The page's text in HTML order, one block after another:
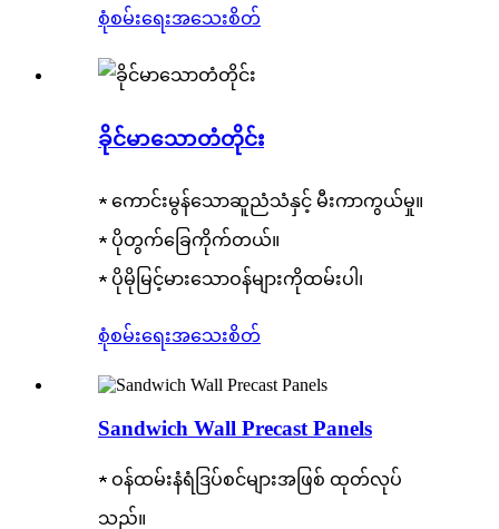
စုံစမ်းရေးအသေးစိတ်
ခိုင်မာသောတံတိုင်း
★ ကောင်းမွန်သောဆူညံသံနှင့် မီးကာကွယ်မှု။
★ ပိုတွက်ခြေကိုက်တယ်။
★ ပိုမိုမြင့်မားသောဝန်များကိုထမ်းပါ၊
စုံစမ်းရေးအသေးစိတ်
Sandwich Wall Precast Panels
★ ဝန်ထမ်းနံရံဒြပ်စင်များအဖြစ် ထုတ်လုပ်
သည်။